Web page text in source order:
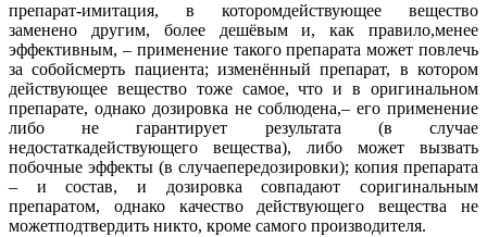
препарат-имитация, в которомдействующее вещество
заменено другим, более дешёвым и, как правило,менее
эффективным, – применение такого препарата может повлечь
за собойсмерть пациента; изменённый препарат, в котором
действующее вещество тоже самое, что и в оригинальном
препарате, однако дозировка не соблюдена,– его применение
либо не гарантирует результата (в случае
недостаткадействующего вещества), либо может вызвать
побочные эффекты (в случаепередозировки); копия препарата
– и состав, и дозировка совпадают соригинальным
препаратом, однако качество действующего вещества не
можетподтвердить никто, кроме самого производителя.